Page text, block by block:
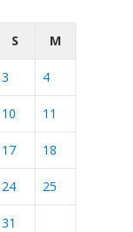
S M
3 4
10 11
17 18
24 25
31